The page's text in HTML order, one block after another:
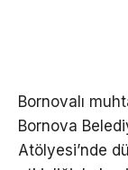
Bornovalı
Bornova
Atölyesi’nde